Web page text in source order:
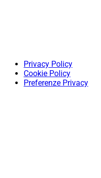
Privacy Policy
Cookie Policy
Preferenze Privacy